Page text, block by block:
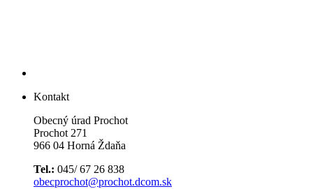
Kontakt
Obecný úrad Prochot
Prochot 271
966 04 Horná Ždaňa
Tel.: 045/ 67 26 838
obecprochot@prochot.dcom.sk